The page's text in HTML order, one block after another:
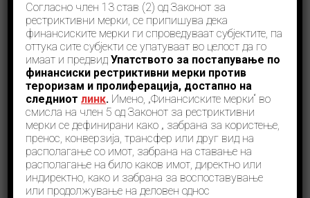
Усвоена „Националната
стратегија за борба против
перење пари и финансирање
тероризам 2026-2029“
Соопштенија,Стратегии (ПП) март 6, 2026
Владата на Република Северна Македонија на 152-
та седница одржана на 24 февруари 2026 година ја
донесе Националната стратегија за борба против
перење пари и финансирање тероризам 2026-2029,
со Акциски план за спроведување на
Националната стратегија за борба против перење
пари и финансирање на тероризам.
Согласно член 13 став (2) од Законот за
рестриктивни мерки, се припишува дека
финансиските мерки ги спроведуваат субјектите, па
оттука сите субјекти се упатуваат во целост да го
имаат и предвидУпатството за постапување по
финансиски рестриктивни мерки против
тероризам и пролиферација, достапно на
следниотлинк. Имено, „Финансиските мерки“ во
смисла на член 5 од Законот за рестриктивни
мерки се дефинирани како „ забрана за користење,
пренос, конверзија, трансфер или друг вид на
располагање со имот, забрана на ставање на
располагање на било каков имот, директно или
индиректно, како и забрана за воспоставување
или продолжување на деловен однос